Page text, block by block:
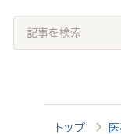
記
事
トップ